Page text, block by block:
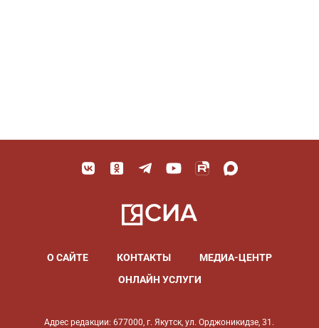
О САЙТЕ КОНТАКТЫ
МЕДИА-ЦЕНТР
ОНЛАЙН УСЛУГИ
Адрес редакции: 677000, г. Якутск, ул. Орджоникидзе, 31.